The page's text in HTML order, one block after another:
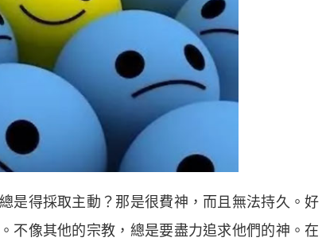
是得採取主動？那是很費神，而且無法持久。好
不像其他的宗教，總是要盡力追求他們的神。在